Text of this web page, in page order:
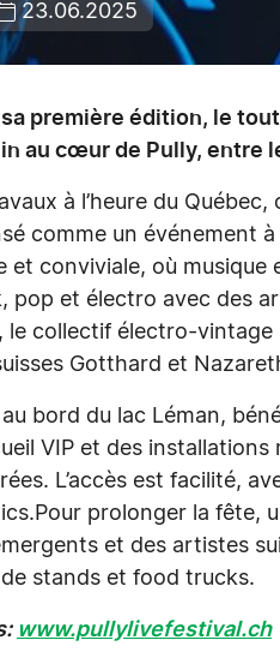
23.06.2025
sa première édition, le
au cœur de Pully, entre
à l’heure du
comme un événement
et conviviale, où
pop et électro avec des
le collectif électro-
Gotthard et
bord du lac Léman,
VIP et des
L’accès est facilité,
prolonger la fête,
et des artistes
stands et food trucks.
www.pullylivefestival.ch